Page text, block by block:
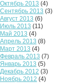
Октябрь 2013 (4)
Сентябрь 2013 (3)
Август 2013 (6)
Июль 2013 (11)
Май 2013 (4)
Апрель 2013 (8)
Март 2013 (4)
Февраль 2013 (7)
Январь 2013 (5)
Декабрь 2012 (3)
Ноябрь 2012 (4)